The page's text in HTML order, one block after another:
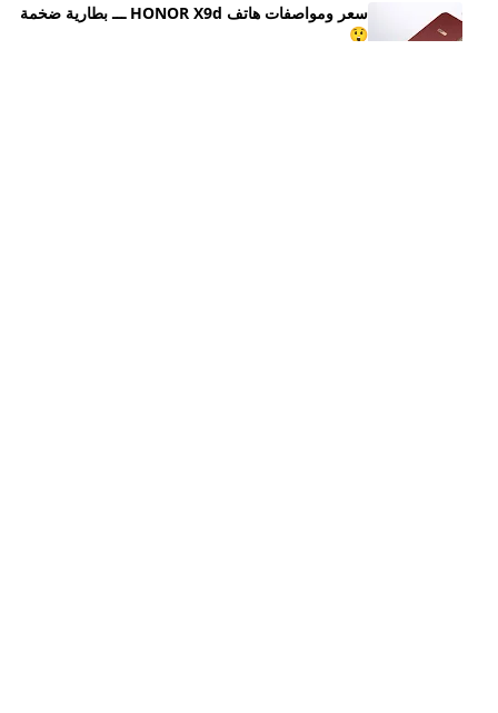
سعر ومواصفات هاتف HONOR X9d ـــ بطارية ضخمة
😲